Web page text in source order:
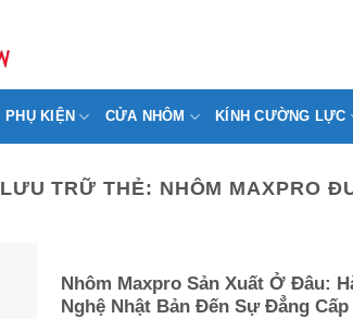
PHỤ KIỆN CỬA NHÔM KÍNH CƯỜNG LỰC
LƯU TRỮ THẺ: NHÔM MAXPRO
Nhôm Maxpro Sản Xuất Ở Đâu:
Nghệ Nhật Bản Đến Sự Đẳng Cấp